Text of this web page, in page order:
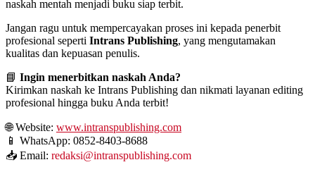
naskah mentah menjadi buku siap terbit.
Jangan ragu untuk mempercayakan proses ini kepada penerbit
profesional seperti Intrans Publishing, yang mengutamakan
kualitas dan kepuasan penulis.
📘 Ingin menerbitkan naskah Anda?
Kirimkan naskah ke Intrans Publishing dan nikmati layanan editing
profesional hingga buku Anda terbit!
🌐 Website: www.intranspublishing.com
📱 WhatsApp: 0852-8403-8688
📥 Email: redaksi@intranspublishing.com